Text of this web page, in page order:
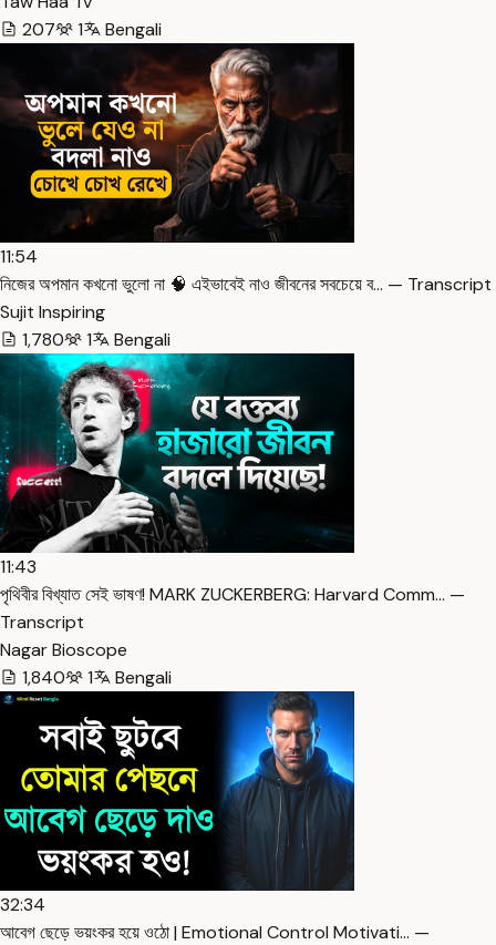
207
1 Bengali
11:54
নিজের অপমান কখনো ভুলো না 🧠 এইভাবেই নাও জীবনের সবচেয়ে ব… — Transcript
Sujit Inspiring
1,780
1 Bengali
11:43
পৃথিবীর বিখ্যাত সেই ভাষণ! MARK ZUCKERBERG: Harvard Comm… —
Transcript
Nagar Bioscope
1,840
1 Bengali
32:34
আবেগ ছেড়ে ভয়ংকর হয়ে ওঠো | Emotional Control Motivati… —